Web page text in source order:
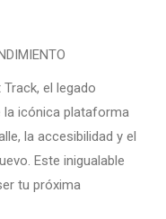
el legado
icónica plataforma
la accesibilidad y el
Este inigualable
tu próxima